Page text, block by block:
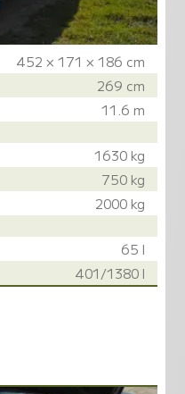
452 × 171 × 186 cm
269 cm
11.6 m
1630 kg
750 kg
2000 kg
65 l
401/1380 l